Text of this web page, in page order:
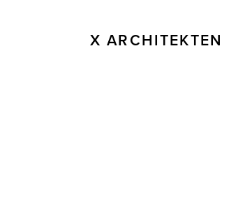
X ARCHITEKTEN